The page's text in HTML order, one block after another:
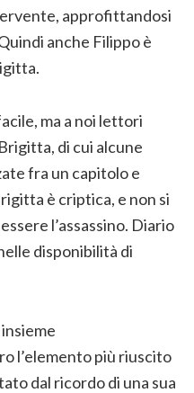
approfittandosi
anche Filippo è
ma a noi lettori
di cui alcune
fra un capitolo e
è criptica, e non si
l’assassino. Diario
disponibilità di
l’elemento più riuscito
dal ricordo di una sua